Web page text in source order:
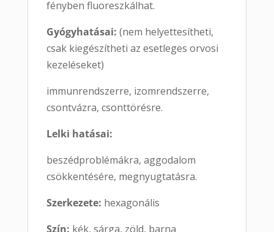
fényben fluoreszkálhat.
Gyógyhatásai: (nem helyettesítheti,
csak kiegészítheti az esetleges orvosi
kezeléseket)
immunrendszerre, izomrendszerre,
csontvázra, csonttörésre.
Lelki hatásai:
beszédproblémákra, aggodalom
csökkentésére, megnyugtatásra.
Szerkezete: hexagonális
Szín: kék, sárga, zöld, barna